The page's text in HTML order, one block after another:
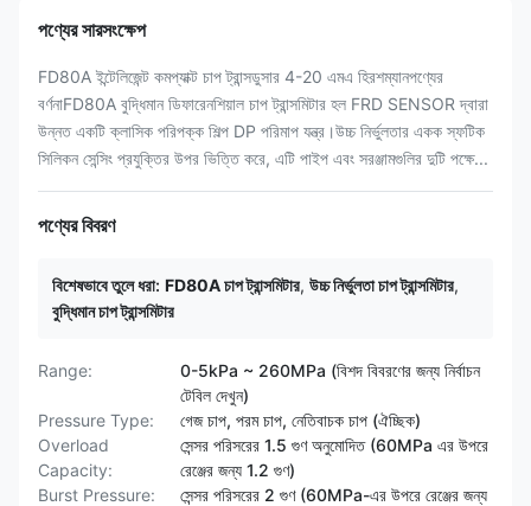
পণ্যের সারসংক্ষেপ
FD80A ইন্টেলিজেন্ট কমপ্যাক্ট চাপ ট্রান্সডুসার 4-20 এমএ হিরশম্যানপণ্যের
বর্ণনাFD80A বুদ্ধিমান ডিফারেনশিয়াল চাপ ট্রান্সমিটার হল FRD SENSOR দ্বারা
উন্নত একটি ক্লাসিক পরিপক্ক শিল্প DP পরিমাপ যন্ত্র।উচ্চ নির্ভুলতার একক স্ফটিক
সিলিকন সেন্সিং প্রযুক্তির উপর ভিত্তি করে, এটি পাইপ এবং সরঞ্জামগুলির দুটি পক্ষে...
পণ্যের বিবরণ
বিশেষভাবে তুলে ধরা: FD80A চাপ ট্রান্সমিটার, উচ্চ নির্ভুলতা চাপ ট্রান্সমিটার,
বুদ্ধিমান চাপ ট্রান্সমিটার
Range:
0-5kPa ~ 260MPa (বিশদ বিবরণের জন্য নির্বাচন
টেবিল দেখুন)
Pressure Type:
গেজ চাপ, পরম চাপ, নেতিবাচক চাপ (ঐচ্ছিক)
Overload
Capacity:
সেন্সর পরিসরের 1.5 গুণ অনুমোদিত (60MPa এর উপরে
রেঞ্জের জন্য 1.2 ​​গুণ)
Burst Pressure:
সেন্সর পরিসরের 2 গুণ (60MPa-এর উপরে রেঞ্জের জন্য